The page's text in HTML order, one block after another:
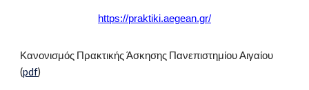
https://praktiki.aegean.gr/
Κανονισμός Πρακτικής Άσκησης Πανεπιστημίου Αιγαίου
(pdf)